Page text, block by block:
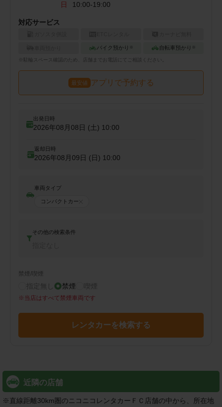
日
10:00-19:00
対応サービス
バイク預かり ※ 自転車預かり ※
※ スペース確認のため、店舗までお電話にてご相談ください。
最安値 アプリで予約する
出発日時
2026年08月08日 (土) 10:00
返却日時
2026年08月09日 (日) 10:00
車両タイプ
コンパクトカー
その他の検索条件
禁煙/喫煙
指定無し 禁煙 喫煙
※ 当店はすべて禁煙車両です
レンタカーを検索する
近隣の店舗
※直線距離30km圏のニコニコレンタカーＦＣ店舗の中から、所在地